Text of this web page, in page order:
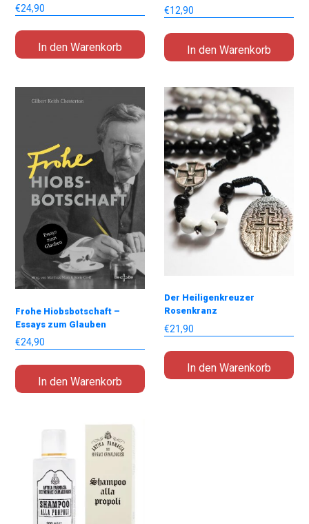
€24,90
In den Warenkorb
€12,90
In den Warenkorb
Frohe Hiobsbotschaft –
Essays zum Glauben
€24,90
In den Warenkorb
Der Heiligenkreuzer
Rosenkranz
€21,90
In den Warenkorb